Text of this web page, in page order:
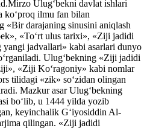
Ulug‘bekni davlat ishlari
ko‘proq ilmu fan bilan
«Bir darajaning sinusini aniqlash
«To‘rt ulus tarixi», «Ziji jadidi
jadvallari» kabi asarlari dunyo
Ulug‘bekning «Ziji jadidi
«Ziji Ko‘ragoniy» kabi nomlar
tilidagi «zik» so‘zidan olingan
Mazkur asar Ulug‘bekning
bo‘lib, u 1444 yilda yozib
keyinchalik G‘iyosiddin Al-
qilingan. «Ziji jadidi